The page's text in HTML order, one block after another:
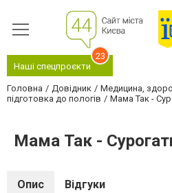
Наші спецпроєкти
23
Головна Довідник Медицина,
підготовка до пологів
Мама Так -
Мама Так -
Опис Відгуки